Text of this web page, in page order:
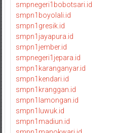
smpnegeri1bobotsari.id
smpn1boyolali.id
smpn1gresik.id
smpn1jayapura.id
smpn1jember.id
smpnegeri1jepara.id
smpn1karanganyar.id
smpn1kendari.id
smpn1kranggan.id
smpn1lamongan.id
smpn1luwuk.id
smpn1madiun.id